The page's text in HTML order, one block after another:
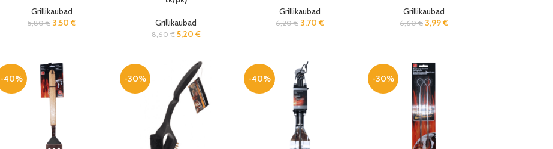
Grillikaubad
5,80€ 3,50 € Grillikaubad
8,60€ 5,20 €
Grillikaubad
6,20€ 3,70 €
Grillikaubad
6,60€ 3,99€
-40% -30% -40% -30%